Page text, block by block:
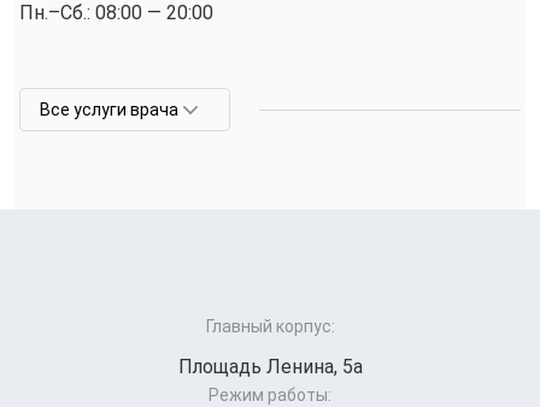
Пн.–Cб.: 08:00 — 20:00
Все услуги врача
Главный корпус:
Площадь Ленина, 5а
Режим работы: